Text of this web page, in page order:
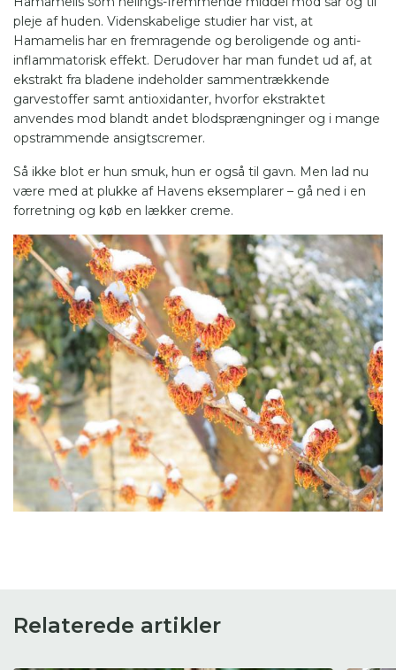
pleje af huden. Videnskabelige studier har vist, at
Hamamelis har en fremragende og beroligende og anti-
inflammatorisk effekt. Derudover har man fundet ud af, at
ekstrakt fra bladene indeholder sammentrækkende
garvestoffer samt antioxidanter, hvorfor ekstraktet
anvendes mod blandt andet blodsprængninger og i mange
opstrammende ansigtscremer.
Så ikke blot er hun smuk, hun er også til gavn. Men lad nu
være med at plukke af Havens eksemplarer – gå ned i en
forretning og køb en lækker creme.
Relaterede artikler